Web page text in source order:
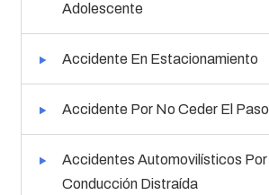
Adolescente
Accidente En Estacionamiento
Accidente Por No Ceder El Paso
Accidentes Automovilísticos Por
Conducción Distraída